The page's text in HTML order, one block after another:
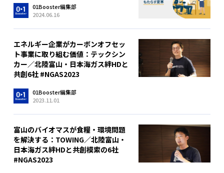
01Booster編集部
2024.06.16
エネルギー企業がカーボンオフセッ
ト事業に取り組む価値：テックシン
カー／北陸富山・日本海ガス絆HDと
共創6社 #NGAS2023
01Booster編集部
2023.11.01
富山のバイオマスが食糧・環境問題
を解決する：TOWING／北陸富山・
日本海ガス絆HDと共創模索の6社
#NGAS2023